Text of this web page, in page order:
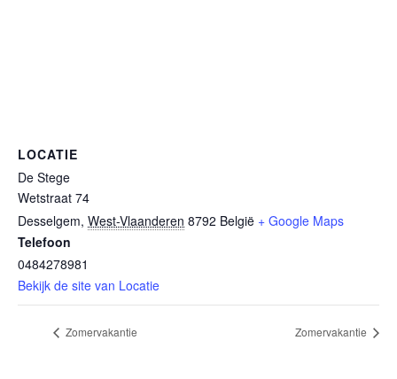
LOCATIE
De Stege
Wetstraat 74
Desselgem, West-Vlaanderen 8792 België + Google Maps
Telefoon
0484278981
Bekijk de site van Locatie
Zomervakantie Zomervakantie